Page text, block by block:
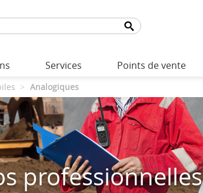
Services Points de vente
Analogiques
professionnelles